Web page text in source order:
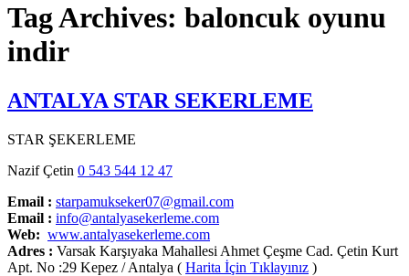
Tag Archives: baloncuk oyunu
indir
ANTALYA STAR SEKERLEME
STAR ŞEKERLEME
Nazif Çetin 0 543 544 12 47
Email : starpamukseker07@gmail.com
Email : info@antalyasekerleme.com
Web: www.antalyasekerleme.com
Adres : Varsak Karşıyaka Mahallesi Ahmet Çeşme Cad. Çetin Kurt
Apt. No :29 Kepez / Antalya ( Harita İçin Tıklayınız )